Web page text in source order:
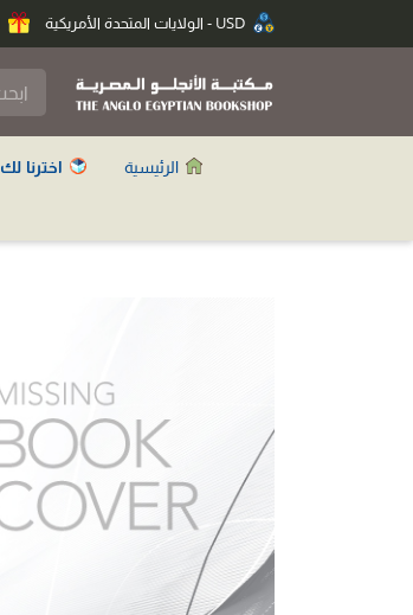
الرئيسية اخترنا لك